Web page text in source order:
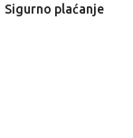
Sigurno plaćanje